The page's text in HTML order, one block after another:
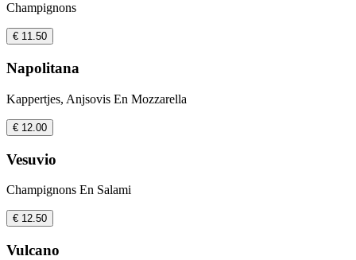
Champignons
€ 11.50
Napolitana
Kappertjes, Anjsovis En Mozzarella
€ 12.00
Vesuvio
Champignons En Salami
€ 12.50
Vulcano